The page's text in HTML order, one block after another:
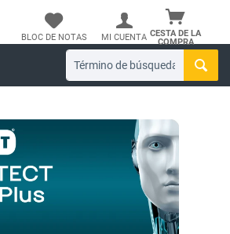
CESTA DE LA
COMPRA
BLOC DE NOTAS MI CUENTA